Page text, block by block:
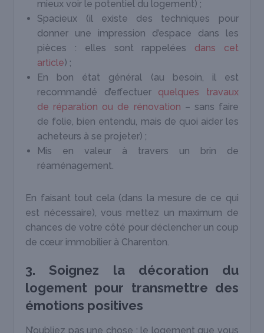
mieux voir le potentiel du logement) ;
Spacieux (il existe des techniques pour
donner une impression d’espace dans les
pièces : elles sont rappelées dans cet
article) ;
En bon état général (au besoin, il est
recommandé d’effectuer quelques travaux
de réparation ou de rénovation – sans faire
de folie, bien entendu, mais de quoi aider les
acheteurs à se projeter) ;
Mis en valeur à travers un brin de
réaménagement.
En faisant tout cela (dans la mesure de ce qui
est nécessaire), vous mettez un maximum de
chances de votre côté pour déclencher un coup
de cœur immobilier à Charenton.
3. Soignez la décoration du
logement pour transmettre des
émotions positives
N’oubliez pas une chose : le logement que vous